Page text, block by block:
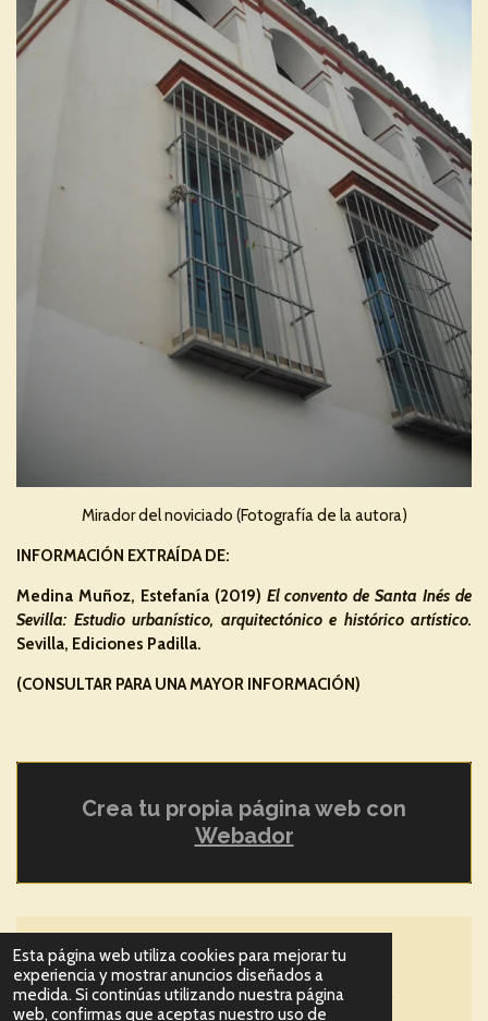
Esta página web utiliza cookies para mejorar tu
experiencia y mostrar anuncios diseñados a
medida. Si continúas utilizando nuestra página
web, confirmas que aceptas nuestro uso de
Mirador del noviciado (Fotografía de la autora)
INFORMACIÓN EXTRAÍDA DE:
Medina Muñoz, Estefanía (2019) El convento de Santa Inés de
Sevilla: Estudio urbanístico, arquitectónico e histórico artístico.
Sevilla, Ediciones Padilla.
(CONSULTAR PARA UNA MAYOR INFORMACIÓN)
Crea tu propia página web con
Webador
Compartir Compartir Compartir Compartir
© 2023 - 2026 Convento de Santa Inés de Sevilla.
Patrimonio Histórico-artístico